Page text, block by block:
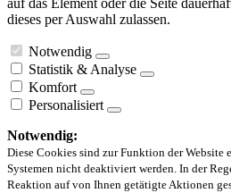
auf das Element oder die Seite
dieses per Auswahl zulassen.
Notwendig
Statistik & Analyse
Komfort
Personalisiert
Notwendig:
Diese Cookies sind zur Funktion der
Systemen nicht deaktiviert werden. In der
Reaktion auf von Ihnen getätigte Aktionen